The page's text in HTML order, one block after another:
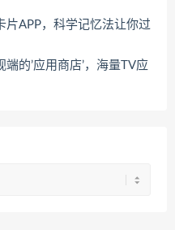
APP，科学记忆法让你过
的’应用商店’，海量TV应